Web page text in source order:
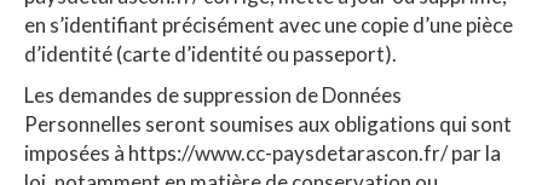
en s’identifiant précisément avec une copie d’une pièce
d’identité (carte d’identité ou passeport).
Les demandes de suppression de Données
Personnelles seront soumises aux obligations qui sont
imposées à https://www.cc-paysdetarascon.fr/ par la